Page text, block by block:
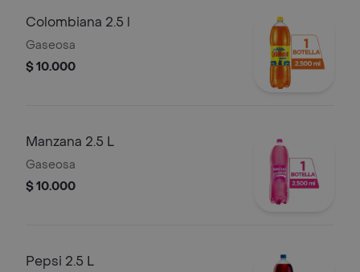
Colombiana 2.5 l
Gaseosa
$ 10.000
Manzana 2.5 L
Gaseosa
$ 10.000
Pepsi 2.5 L